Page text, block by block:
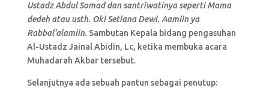
Ustadz Abdul Somad dan santriwatinya seperti Mama
dedeh atau usth. Oki Setiana Dewi. Aamiin ya
Rabbal’alamiin. Sambutan Kepala bidang pengasuhan
Al-Ustadz Jainal Abidin, Lc, ketika membuka acara
Muhadarah Akbar tersebut.
Selanjutnya ada sebuah pantun sebagai penutup: